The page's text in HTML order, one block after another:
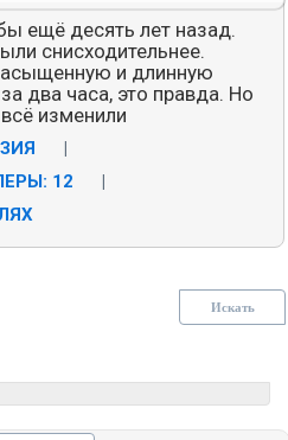
ещё десять лет назад.
снисходительнее.
и длинную
два часа, это правда. Но
изменили
|
12
|